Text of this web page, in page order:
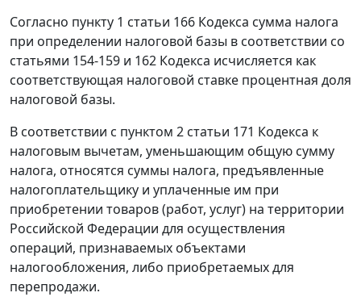
Согласно пункту 1 статьи 166 Кодекса сумма налога
при определении налоговой базы в соответствии со
статьями 154-159 и 162 Кодекса исчисляется как
соответствующая налоговой ставке процентная доля
налоговой базы.
В соответствии с пунктом 2 статьи 171 Кодекса к
налоговым вычетам, уменьшающим общую сумму
налога, относятся суммы налога, предъявленные
налогоплательщику и уплаченные им при
приобретении товаров (работ, услуг) на территории
Российской Федерации для осуществления
операций, признаваемых объектами
налогообложения, либо приобретаемых для
перепродажи.